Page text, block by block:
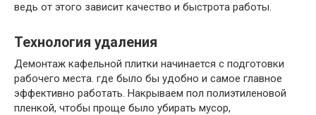
ведь от этого зависит качество и быстрота работы.
Технология удаления
Демонтаж кафельной плитки начинается с подготовки
рабочего места. где было бы удобно и самое главное
эффективно работать. Накрываем пол полиэтиленовой
пленкой, чтобы проще было убирать мусор,